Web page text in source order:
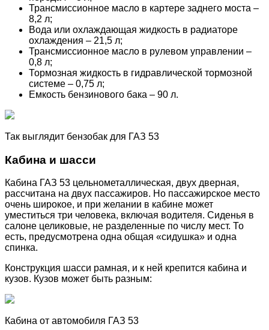
Трансмиссионное масло в картере заднего моста –
8,2 л;
Вода или охлаждающая жидкость в радиаторе
охлаждения – 21,5 л;
Трансмиссионное масло в рулевом управлении –
0,8 л;
Тормозная жидкость в гидравлической тормозной
системе – 0,75 л;
Емкость бензинового бака – 90 л.
Так выглядит бензобак для ГАЗ 53
Кабина и шасси
Кабина ГАЗ 53 цельнометаллическая, двух дверная,
рассчитана на двух пассажиров. Но пассажирское место
очень широкое, и при желании в кабине может
уместиться три человека, включая водителя. Сиденья в
салоне целиковые, не разделенные по числу мест. То
есть, предусмотрена одна общая «сидушка» и одна
спинка.
Конструкция шасси рамная, и к ней крепится кабина и
кузов. Кузов может быть разным:
Кабина от автомобиля ГАЗ 53